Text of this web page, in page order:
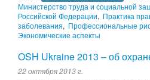
Министерство труда и социальной
Российской Федерации, Практика
заболевания, Профессиональные
Экономические аспекты
OSH Ukraine 2013 – об
22 октября 2013 г.